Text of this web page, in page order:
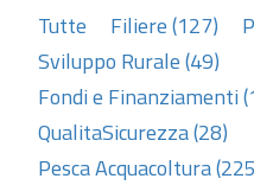
Tutte Filiere (127)
Sviluppo Rurale (49)
Fondi e Finanziamenti
QualitaSicurezza (28)
Pesca Acquacoltura